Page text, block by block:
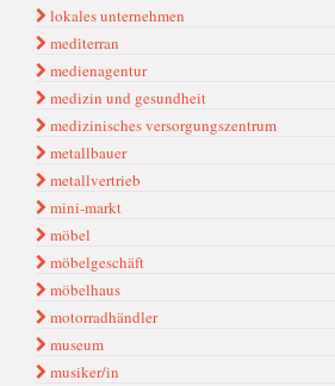
lokales unternehmen
medi̇terran
medienagentur
medizin und gesundheit
medizinisches versorgungszentrum
metallbauer
metallvertrieb
mini-markt
möbel
möbelgeschäft
möbelhaus
motorradhändler
museum
musiker/in